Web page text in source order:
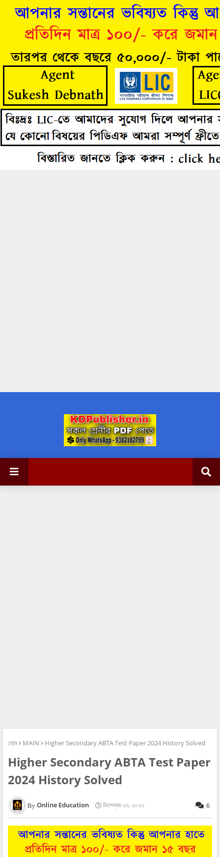
হোম MAIN Higher Secondary ABTA Test Paper 2024 History Solved
Higher Secondary ABTA Test Paper
2024 History Solved
Online Education ডিসেম্বর ২৩, ২০২৩ 6